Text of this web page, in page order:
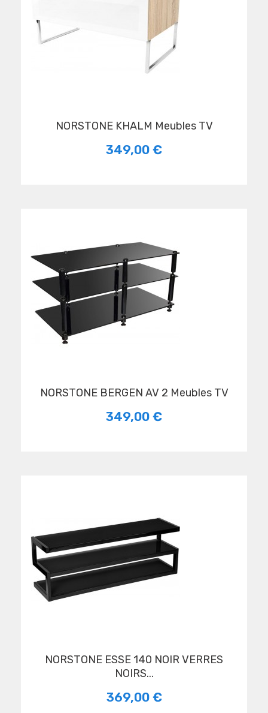
NORSTONE KHALM Meubles TV
349,00 €
NORSTONE BERGEN AV 2 Meubles TV
349,00 €
NORSTONE ESSE 140 NOIR VERRES
NOIRS...
369,00 €